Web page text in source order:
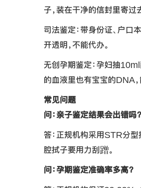
子，装在干净的信封里寄过
司法鉴定：带身份证、户口
开透明，不能代办。
无创孕期鉴定：孕妇抽10ml
的血液里也有宝宝的DNA，
常见问题
问：亲子鉴定结果会出错吗？
答：正规机构采用STR分型
腔拭子要用力刮蹭。
问：孕期鉴定准确率多高？